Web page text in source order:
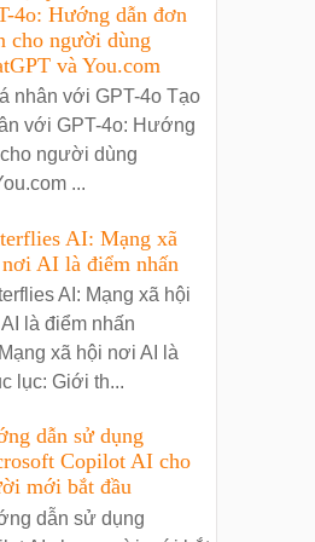
4o: Hướng dẫn đơn
cho người dùng
và You.com
nhân với GPT-4o Tạo
với GPT-4o: Hướng
người dùng
...
AI: Mạng xã
AI là điểm nhấn
AI: Mạng xã hội
là điểm nhấn
xã hội nơi AI là
lục: Giới th...
dẫn sử dụng
Copilot AI cho
mới bắt đầu
dẫn sử dụng